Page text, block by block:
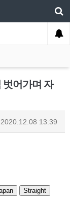
벗어가며 자
2020.12.08 13:39